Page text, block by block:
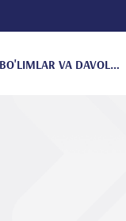
BO'LIMLAR VA DAVOLANISH